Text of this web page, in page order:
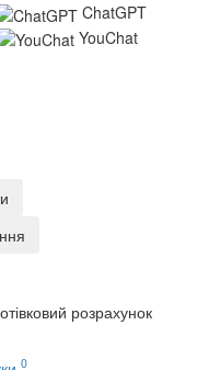
ChatGPT
YouChat
розрахунок
0